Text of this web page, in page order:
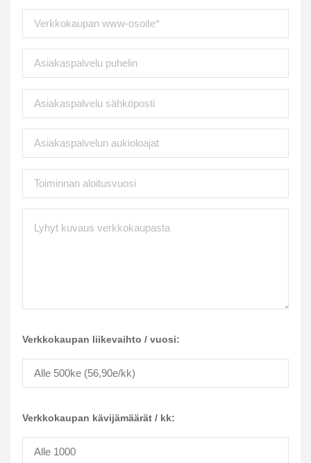
Verkkokaupan liikevaihto / vuosi:
Verkkokaupan kävijämäärät / kk: